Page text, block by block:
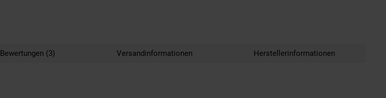
Bewertungen (3) Versandinformationen Herstellerinformationen